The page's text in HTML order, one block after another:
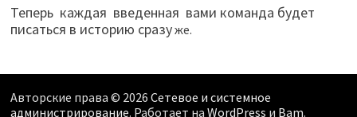
Теперь каждая введенная вами команда будет
писаться в историю сразуже.
Авторские права © 2026 Сетевое и системное
администрирование. Работает на WordPress и Bam.